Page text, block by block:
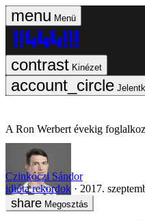
Menü
Kinézet
A Ron Werbert évekig
Czinkóczi Sándor
idióta rekordok
2017.
Megosztás